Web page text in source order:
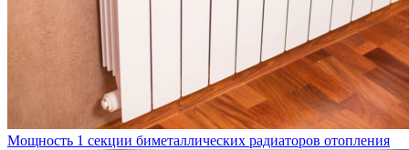
Мощность 1 секции биметаллических радиаторов отопления